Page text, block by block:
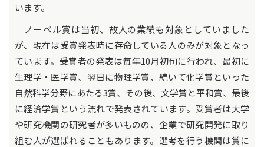
います。
ノーベル賞は当初、故人の業績も対象としていました
が、現在は受賞発表時に存命している人のみが対象となっ
ています。受賞者の発表は毎年10月初旬に行われ、最初に
生理学・医学賞、翌日に物理学賞、続いて化学賞といった
自然科学分野にあたる3賞、その後、文学賞と平和賞、最後
に経済学賞という流れで発表されています。受賞者は大学
や研究機関の研究者が多いものの、企業で研究開発に取り
組む人が選ばれることもあります。選考を行う機関は賞に